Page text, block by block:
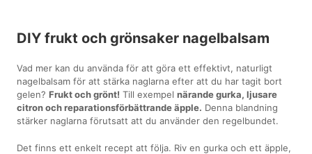
DIY frukt och grönsaker nagelbalsam
Vad mer kan du använda för att göra ett effektivt, naturligt
nagelbalsam för att stärka naglarna efter att du har tagit bort
gelen?Frukt och grönt! Till exempelnärande gurka, ljusare
citron och reparationsförbättrande äpple. Denna blandning
stärker naglarna förutsatt att du använder den regelbundet.
Det finns ett enkelt recept att följa. Riv en gurka och ett äpple,